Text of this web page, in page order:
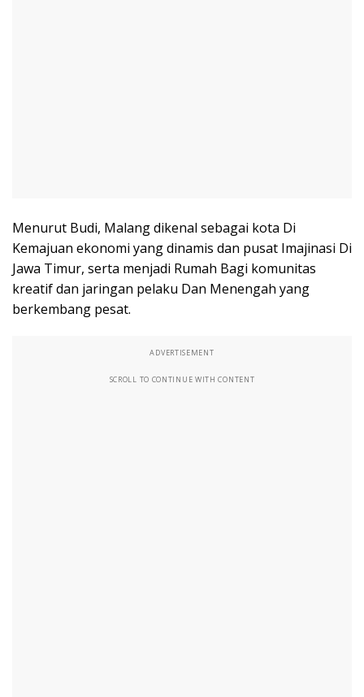
Menurut Budi, Malang dikenal sebagai kota Di
Kemajuan ekonomi yang dinamis dan pusat Imajinasi Di
Jawa Timur, serta menjadi Rumah Bagi komunitas
kreatif dan jaringan pelaku Dan Menengah yang
berkembang pesat.
ADVERTISEMENT
SCROLL TO CONTINUE WITH CONTENT